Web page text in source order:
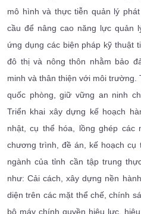
mô hình và thực tiễn quản lý
cầu để nâng cao năng lực quản
ứng dụng các biện pháp kỹ thuật
đô thị và nông thôn nhằm bảo
minh và thân thiện với môi trường.
quốc phòng, giữ vững an ninh
Triển khai xây dựng kế hoạch
nhật, cụ thể hóa, lồng ghép các
chương trình, đề án, kế hoạch cụ
ngành của tỉnh cần tập trung
như: Cải cách, xây dựng nền
diện trên các mặt thể chế, chính
bộ máy chính quyền hiệu lực,